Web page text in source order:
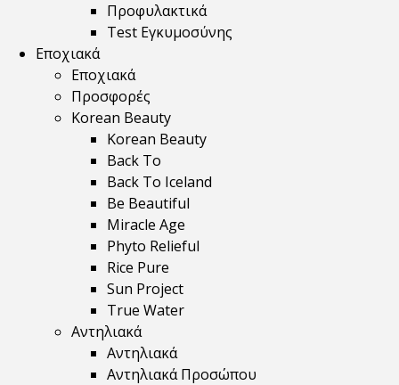
Προφυλακτικά
Test Εγκυμοσύνης
Εποχιακά
Εποχιακά
Προσφορές
Korean Beauty
Korean Beauty
Back To
Back To Iceland
Be Beautiful
Miracle Age
Phyto Relieful
Rice Pure
Sun Project
True Water
Αντηλιακά
Αντηλιακά
Αντηλιακά Προσώπου